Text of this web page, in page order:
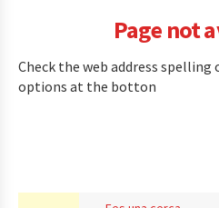
Page not
Check the web address spelling
options at the botton